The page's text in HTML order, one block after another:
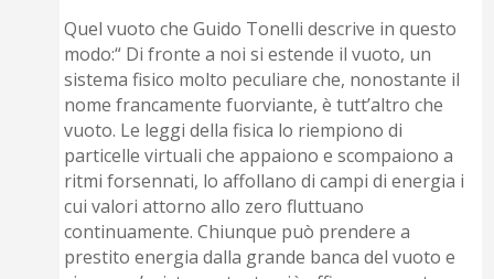
Quel vuoto che Guido Tonelli descrive in questo
modo:“ Di fronte a noi si estende il vuoto, un
sistema fisico molto peculiare che, nonostante il
nome francamente fuorviante, è tutt’altro che
vuoto. Le leggi della fisica lo riempiono di
particelle virtuali che appaiono e scompaiono a
ritmi forsennati, lo affollano di campi di energia i
cui valori attorno allo zero fluttuano
continuamente. Chiunque può prendere a
prestito energia dalla grande banca del vuoto e